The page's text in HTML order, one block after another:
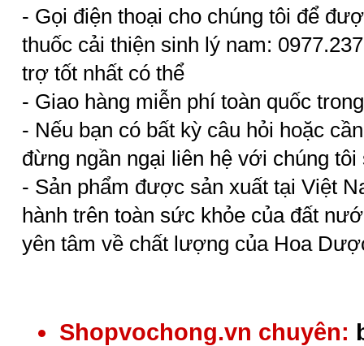
- Gọi điện thoại cho chúng tôi để
thuốc cải thiện sinh lý nam:
trợ tốt nhất có thể
- Giao hàng miễn phí toàn quốc
- Nếu bạn có bất kỳ câu hỏi hoặc
đừng ngần ngại liên hệ với chúng tôi
- Sản phẩm được sản xuất tại Việt
hành trên toàn sức khỏe của đất
yên tâm về chất lượng của Hoa
Shopvochong.vn chuyên: